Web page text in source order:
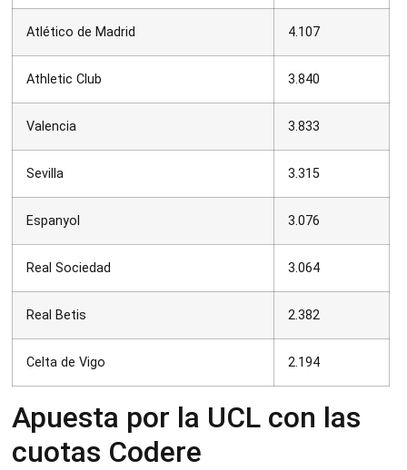
Atlético de Madrid 4.107
Athletic Club 3.840
Valencia 3.833
Sevilla 3.315
Espanyol 3.076
Real Sociedad 3.064
Real Betis 2.382
Celta de Vigo 2.194
Apuesta por la UCL con las
cuotas Codere